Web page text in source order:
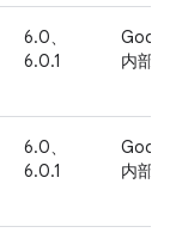
6.0、
6.0.1
内部
6.0、
6.0.1
内部